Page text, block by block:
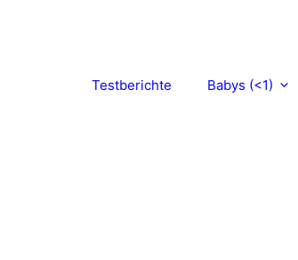
Testberichte Babys (<1)